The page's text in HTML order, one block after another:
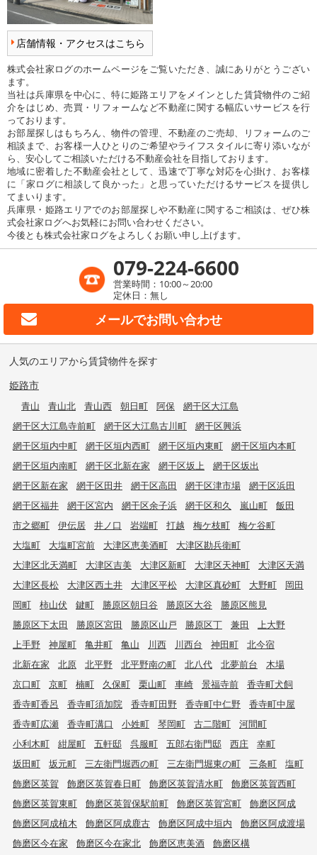
店舗情報・アクセスはこちら
株式会社家ログのホームページをご覧いただき、誠にありがとうござい
ます。
当社は兵庫県を中心に、特に姫路エリアをメインとした賃貸物件のご紹
介をはじめ、売買・リフォームなど不動産に関する幅広いサービスを行
っております。
お部屋探しはもちろん、物件の管理、不動産のご売却、リフォームのご
相談まで、お客様一人ひとりのご希望やライフスタイルに寄り添いなが
ら、安心してご相談いただける不動産会社を目指しております。
地域に密着した不動産会社として、迅速で丁寧な対応を心掛け、お客様
に「家ログに相談して良かった」と思っていただけるサービスを提供し
てまいります。
兵庫県・姫路エリアでのお部屋探しや不動産に関するご相談は、ぜひ株
式会社家ログへお気軽にお問い合わせください。
今後とも株式会社家ログをよろしくお願い申し上げます。
079-224-6600
営業時間：10:00～20:00
定休日：無し
メールでお問い合わせ
人気のエリアから賃貸物件を探す
姫路市
青山 青山北 青山西 朝日町 阿保
網干区大江島
網干区大江島寺前町
網干区大江島古川町
網干区興浜
網干区垣内中町
網干区垣内西町 網干区垣内東町
網干区垣内本町
網干区垣内南町
網干区北新在家 網干区坂上
網干区坂出
網干区新在家
網干区田井 網干区高田 網干区津市場
網干区浜田
網干区福井
網干区宮内 網干区余子浜 網干区和久 嵐山町
飯田
市之郷町
伊伝居 井ノ口 岩端町 打越 梅ケ枝町
梅ケ谷町
大塩町
大塩町宮前 大津区恵美酒町
大津区勘兵衛町
大津区北天満町
大津区吉美 大津区新町 大津区天神町
大津区天満
大津区長松
大津区西土井 大津区平松 大津区真砂町 大野町
岡田
岡町
柿山伏 鍵町 勝原区朝日谷 勝原区大谷
勝原区熊見
勝原区下太田
勝原区宮田 勝原区山戸 勝原区丁 兼田
上大野
上手野
神屋町 亀井町 亀山 川西 川西台 神田町
北今宿
北新在家
北原 北平野 北平野南の町 北八代 北夢前台
木場
京口町
京町 楠町 久保町 栗山町 車崎 景福寺前
香寺町犬飼
香寺町香呂
香寺町須加院 香寺町田野 香寺町中仁野
香寺町中屋
香寺町広瀬
香寺町溝口 小姓町 琴岡町 古二階町
河間町
小利木町
紺屋町 五軒邸 呉服町 五郎右衛門邸 西庄
幸町
坂田町
坂元町 三左衛門堀西の町 三左衛門堀東の町 三条町
塩町
飾磨区英賀
飾磨区英賀春日町 飾磨区英賀清水町
飾磨区英賀西町
飾磨区英賀東町
飾磨区英賀保駅前町 飾磨区英賀宮町
飾磨区阿成
飾磨区阿成植木
飾磨区阿成鹿古 飾磨区阿成中垣内
飾磨区阿成渡場
飾磨区今在家
飾磨区今在家北 飾磨区恵美酒 飾磨区構